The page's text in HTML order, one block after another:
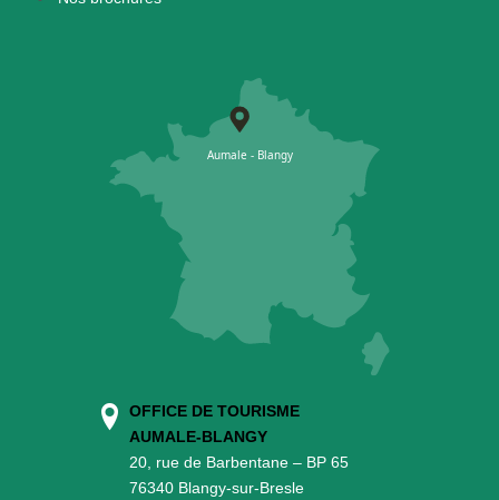
OFFICE DE TOURISME
AUMALE-BLANGY
20, rue de Barbentane – BP 65
76340 Blangy-sur-Bresle